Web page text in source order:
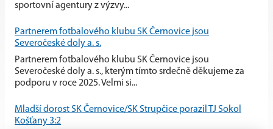
sportovní agentury z výzvy...
Partnerem fotbalového klubu SK Černovice jsou
Severočeské doly a. s.
Partnerem fotbalového klubu SK Černovice jsou
Severočeské doly a. s., kterým tímto srdečně děkujeme za
podporu v roce 2025. Velmi si...
Mladší dorost SK Černovice/SK Strupčice porazil TJ Sokol
Košťany 3:2